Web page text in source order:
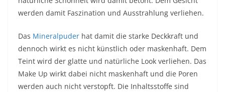
werden damit Faszination und Ausstrahlung verliehen.
Das Mineralpuder hat damit die starke Deckkraft und
dennoch wirkt es nicht künstlich oder maskenhaft. Dem
Teint wird der glatte und natürliche Look verliehen. Das
Make Up wirkt dabei nicht maskenhaft und die Poren
werden auch nicht verstopft. Die Inhaltsstoffe sind